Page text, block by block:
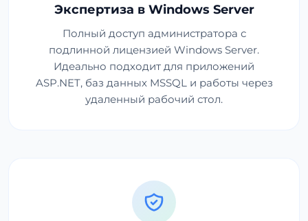
Экспертиза в Windows Server
Полный доступ администратора с
подлинной лицензией Windows Server.
Идеально подходит для приложений
ASP.NET, баз данных MSSQL и работы через
удаленный рабочий стол.